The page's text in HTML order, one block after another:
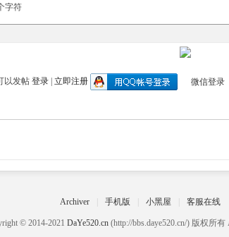
字符
以发帖 登录| 立即注册
Archiver 手机版 小黑屋 客服在线
© 2014-2021 DaYe520.cn(http://bbs.daye520.cn/) 版权所有